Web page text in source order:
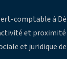
comptable à
et
et juridique